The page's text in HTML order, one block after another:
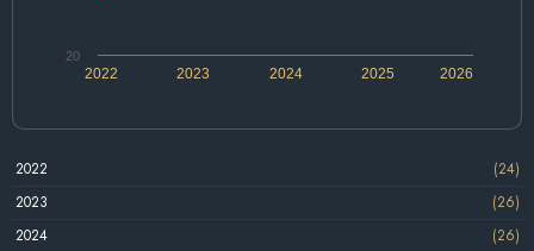
2022 2024 2026
2023 2025
20
2022
(24)
2023
(26)
2024
(26)